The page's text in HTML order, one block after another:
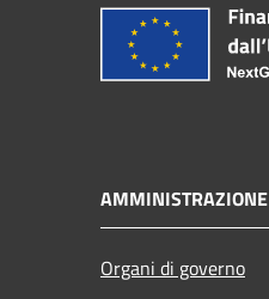
AMMINISTRAZIONE
Organi di governo